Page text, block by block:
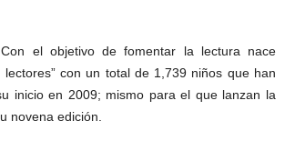
el objetivo de fomentar la lectura nace
lectores” con un total de 1,739 niños que han
inicio en 2009; mismo para el que lanzan la
novena edición.